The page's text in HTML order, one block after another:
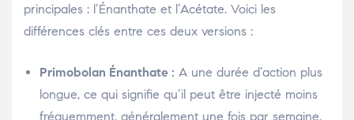
principales : l’Énanthate et l’Acétate. Voici les
différences clés entre ces deux versions :
Primobolan Énanthate : A une durée d’action plus
longue, ce qui signifie qu’il peut être injecté moins
fréquemment, généralement une fois par semaine.